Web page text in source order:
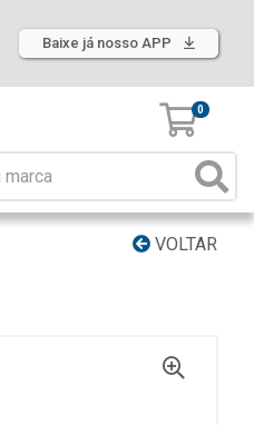
Baixe já nosso APP
0
VOLTAR